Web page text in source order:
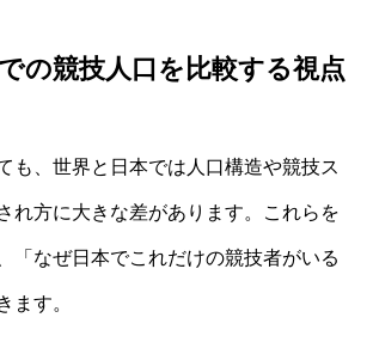
の競技人口を比較する視点
も、世界と日本では人口構造や競技ス
れ方に大きな差があります。これらを
「なぜ日本でこれだけの競技者がいる
ます。